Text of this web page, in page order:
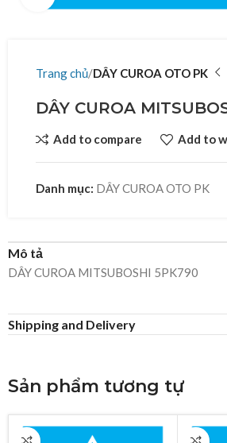
Trang chủ DÂY CUROA OTO PK
DÂY CUROA
Add to compare Add to
Danh mục: DÂY CUROA OTO PK
Mô tả
DÂY CUROA MITSUBOSHI 5PK790
Shipping and Delivery
Sản phẩm tương tự